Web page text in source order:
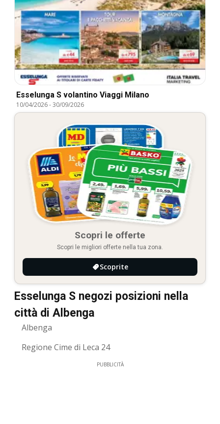
Esselunga S volantino Viaggi Milano
10/04/2026-30/09/2026
Scopri le offerte
Scopri le migliori offerte nella tua zona.
Scoprite
Esselunga S negozi posizioni nella
città di Albenga
Albenga
Regione Cime di Leca 24
PUBBLICITÀ